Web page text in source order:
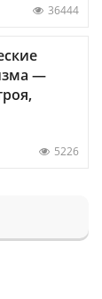
36444
—
5226